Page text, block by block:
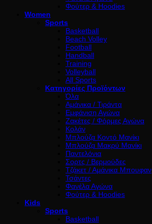
Φούτερ & Hoodies
Women
Sports
Basketball
Beach Volley
Football
Handball
Training
Volleyball
All Sports
Κατηγορίες Προϊόντων
Όλα
Αμάνικα / Τιράντα
Εμφάνιση Αγώνα
Ζακέτες / Φόρμες Αγώνα
Κολάν
Μπλούζα Κοντό Μανίκι
Μπλούζα Μακρύ Μανίκι
Παντελόνια
Σορτς / Βερμούδες
Τζάκετ / Αμάνικα Μπουφαν
Τσάντες
Φανέλα Αγώνα
Φούτερ & Hoodies
Kids
Sports
Basketball